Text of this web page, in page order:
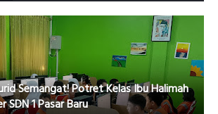
Semangat! Potret Kelas Ibu Halimah
1 Pasar Baru